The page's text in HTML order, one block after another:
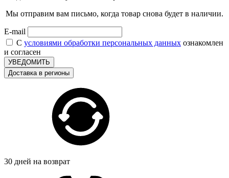
Мы отправим вам письмо, когда товар снова будет в наличии.
E-mail
С условиями обработки персональных данных ознакомлен
и согласен
УВЕДОМИТЬ
Доставка в регионы
30 дней на возврат